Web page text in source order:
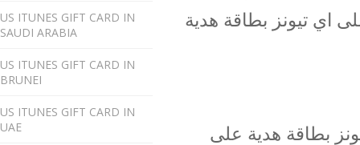
US ITUNES GIFT CARD IN
SAUDI ARABIA
US ITUNES GIFT CARD IN
BRUNEI
US ITUNES GIFT CARD IN
UAE
اي تيونز بطاقة هدية
بطاقة هدية على